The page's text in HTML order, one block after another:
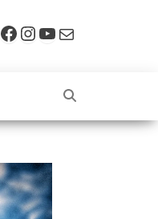
Facebook
Instagram
YouTube
E-mail